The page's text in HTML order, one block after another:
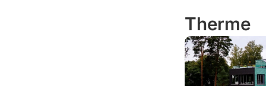
Therme